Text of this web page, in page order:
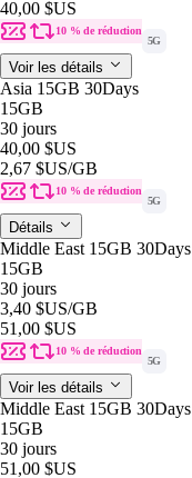
40,00 $US
10 % de réduction
5G
Voir les détails
Asia 15GB 30Days
15GB
30 jours
40,00 $US
2,67 $US/GB
10 % de réduction
5G
Détails
Middle East 15GB 30Days
15GB
30 jours
3,40 $US/GB
51,00 $US
10 % de réduction
5G
Voir les détails
Middle East 15GB 30Days
15GB
30 jours
51,00 $US